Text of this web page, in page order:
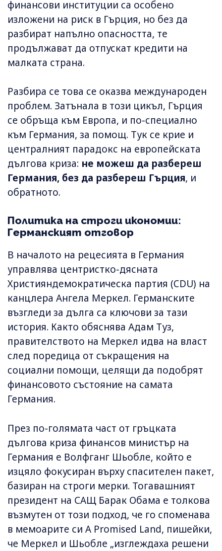
финансови институции са особено
изложени на риск в Гърция, но без да
разбират напълно опасността, те
продължават да отпускат кредити на
малката страна.
Разбира се това се оказва международен
проблем. Затънала в този цикъл, Гърция
се обръща към Европа, и по-специално
към Германия, за помощ. Тук се крие и
централният парадокс на европейската
дългова криза: не можеш да разбереш
Германия, без да разбереш Гърция, и
обратното.
Политика на строги икономии:
Германският отговор
В началото на рецесията в Германия
управлява центристко-дясната
Християндемократическа партия (CDU) на
канцлера Ангела Меркел. Германските
възгледи за дълга са ключови за тази
история. Както обяснява Адам Туз,
правителството на Меркел идва на власт
след поредица от съкращения на
социални помощи, целящи да подобрят
финансовото състояние на самата
Германия.
През по-голямата част от гръцката
дългова криза финансов министър на
Германия е Волфганг Шьобле, който е
изцяло фокусиран върху спасителен пакет,
базиран на строги мерки. Тогавашният
президент на САЩ Барак Обама е толкова
възмутен от този подход, че го споменава
в мемоарите си A Promised Land, пишейки,
че Меркел и Шьобле „изглеждаха решени